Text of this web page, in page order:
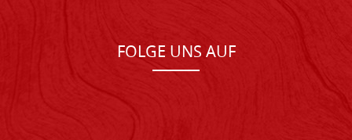
FOLGE UNS AUF